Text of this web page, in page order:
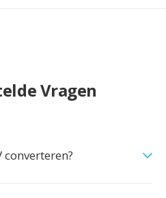
Vragen